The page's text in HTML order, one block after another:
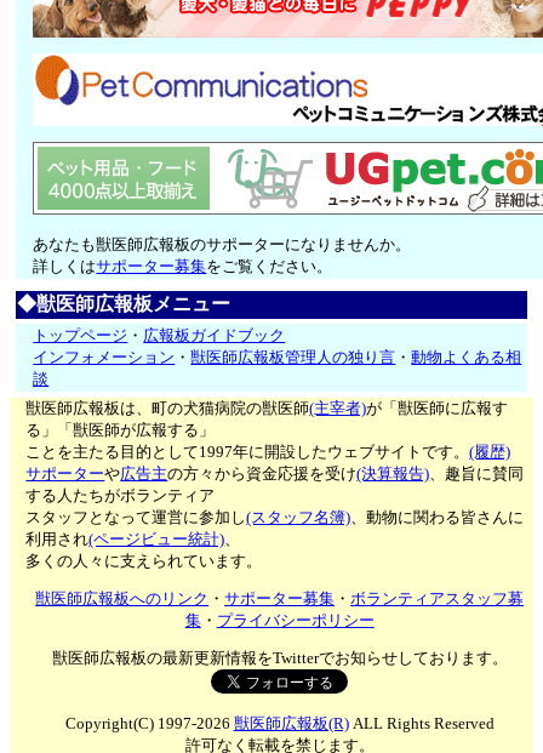
あなたも獣医師広報板のサポーターになりませんか。
詳しくはサポーター募集をご覧ください。
◆獣医師広報板メニュー
トップページ ・ 広報板ガイドブック
インフォメーション ・獣医師広報板管理人の独り言 ・動物よくある相
談
獣医師広報板は、町の犬猫病院の獣医師(主宰者)が「獣医師に広報す
る」「獣医師が広報する」
ことを主たる目的として1997年に開設したウェブサイトです。(履歴)
サポーターや広告主の方々から資金応援を受け(決算報告)、趣旨に賛同
する人たちがボランティア
スタッフとなって運営に参加し(スタッフ名簿)、動物に関わる皆さんに
利用され(ページビュー統計)、
多くの人々に支えられています。
獣医師広報板へのリンク ・サポーター募集 ・ボランティアスタッフ募
集・ プライバシーポリシー
獣医師広報板の最新更新情報をTwitterでお知らせしております。
Copyright(C) 1997-2026 獣医師広報板(R)ALL Rights Reserved
許可なく転載を禁じます。